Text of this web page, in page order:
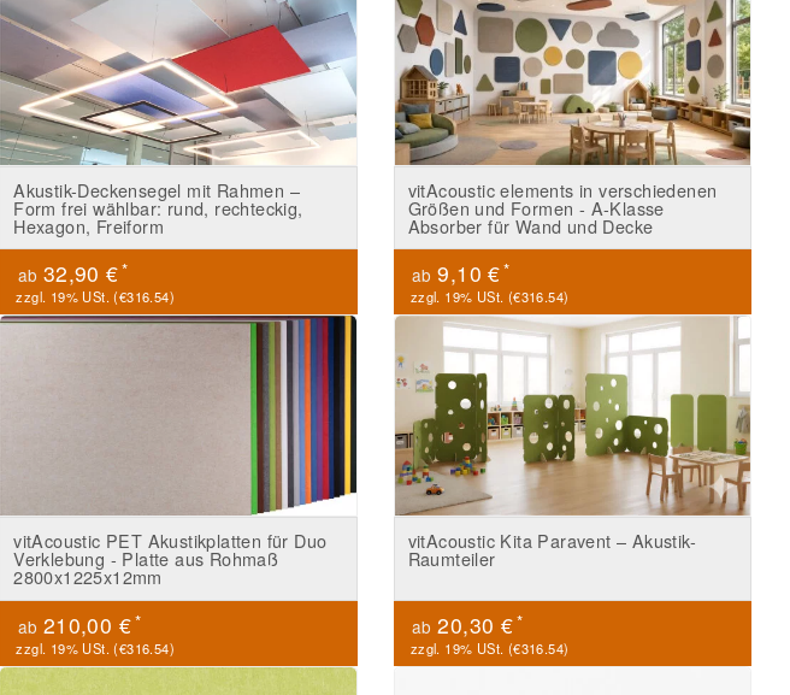
Akustik-Deckensegel mit Rahmen –
Form frei wählbar: rund, rechteckig,
Hexagon, Freiform
ab 32,90 €*
zzgl. 19% USt. (€316.54)
vitAcoustic elements in verschiedenen
Größen und Formen - A-Klasse
Absorber für Wand und Decke
ab 9,10 €*
zzgl. 19% USt. (€316.54)
vitAcoustic PET Akustikplatten für Duo
Verklebung - Platte aus Rohmaß
2800x1225x12mm
ab 210,00 €*
zzgl. 19% USt. (€316.54)
vitAcoustic Kita Paravent – Akustik-
Raumteiler
ab 20,30 €*
zzgl. 19% USt. (€316.54)